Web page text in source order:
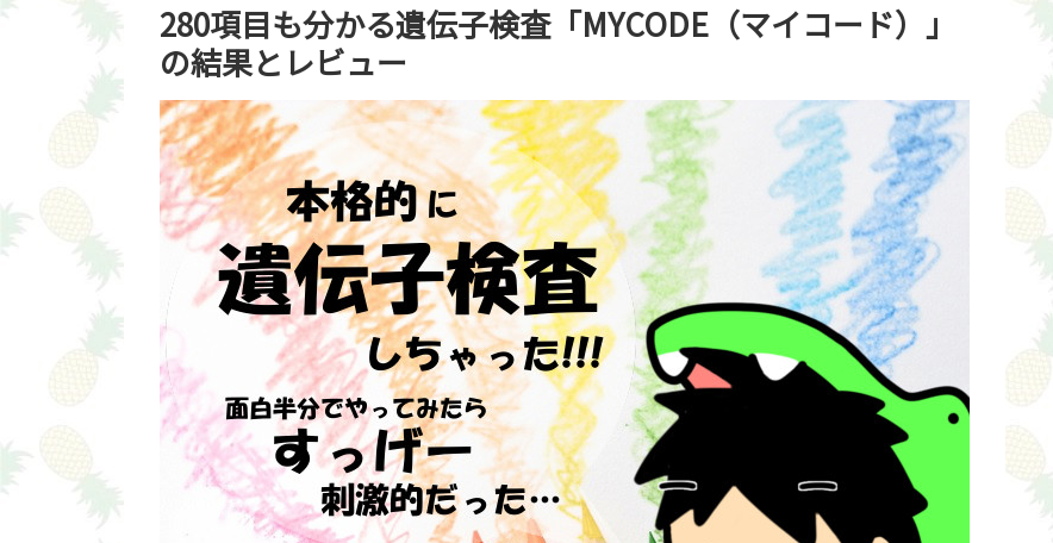
280項目も分かる遺伝子検査「MYCODE（マイコード）」
の結果とレビュー